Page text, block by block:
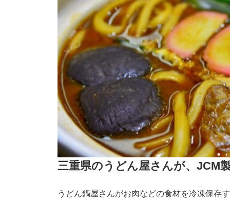
三重県のうどん屋さんが、JCM
うどん鍋屋さんがお肉などの食材を冷凍保存